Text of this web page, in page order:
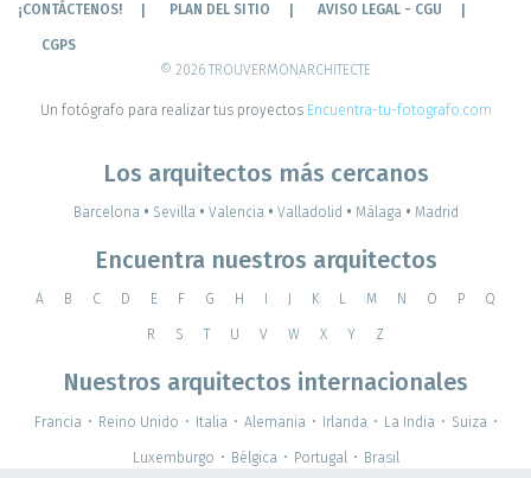
¡CONTÁCTENOS! PLAN DEL SITIO AVISO LEGAL - CGU
CGPS
© 2026 TROUVERMONARCHITECTE
Un fotógrafo para realizar tus proyectos Encuentra-tu-fotografo.com
Los arquitectos más cercanos
Barcelona • Sevilla • Valencia • Valladolid • Málaga • Madrid
Encuentra nuestros arquitectos
A B C D E F G H K L M N O P Q
R S T U V W X Y Z
Nuestros arquitectos internacionales
Francia • Reino Unido • Italia • Alemania • Irlanda • La India • Suiza •
Luxemburgo • Bélgica • Portugal • Brasil